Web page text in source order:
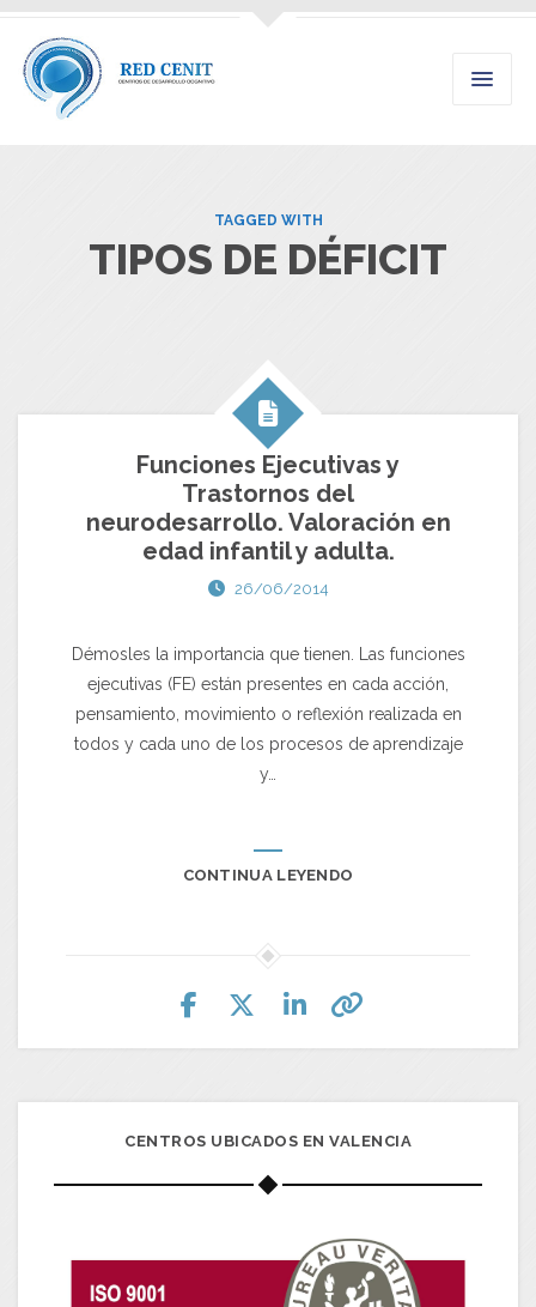
TAGGED WITH
TIPOS DE DÉFICIT
Funciones Ejecutivas y
Trastornos del
neurodesarrollo. Valoración en
edad infantil y adulta.
26/06/2014
Démosles la importancia que tienen. Las funciones
ejecutivas (FE) están presentes en cada acción,
pensamiento, movimiento o reflexión realizada en
todos y cada uno de los procesos de aprendizaje
y…
CONTINUA LEYENDO
CENTROS UBICADOS EN VALENCIA